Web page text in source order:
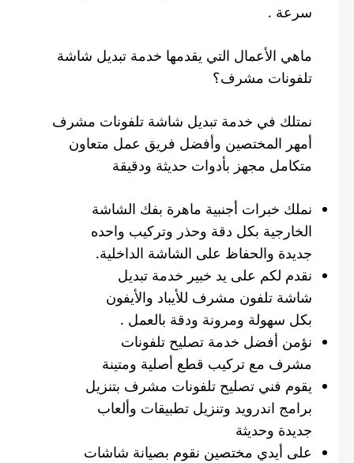
سرعة .
ماهي الأعمال التي يقدمها خدمة تبديل شاشة
تلفونات مشرف؟
نمتلك في خدمة تبديل شاشة تلفونات مشرف
أمهر المختصين وأفضل فريق عمل متعاون
متكامل مجهز بأدوات حديثة ودقيقة
نملك خبرات أجنبية ماهرة بفك الشاشة
الخارجية بكل دقة وحذر وتركيب واحده
جديدة والحفاظ على الشاشة الداخلية.
نقدم لكم على يد خبير خدمة تبديل
شاشة تلفون مشرف للأيباد والأيفون
بكل سهولة ومرونة ودقة بالعمل .
نؤمن أفضل خدمة تصليح تلفونات
مشرف مع تركيب قطع أصلية ومتينة
يقوم فني تصليح تلفونات مشرف بتنزيل
برامج اندرويد وتنزيل تطبيقات وألعاب
جديدة وحديثة
على أيدي مختصين نقوم بصيانة شاشات